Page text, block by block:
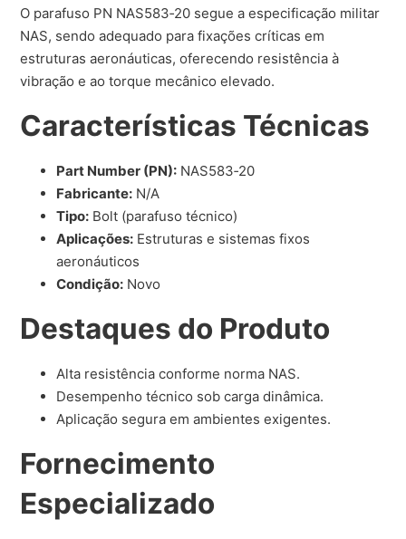
O parafuso PN NAS583‑20 segue a especificação militar
NAS, sendo adequado para fixações críticas em
estruturas aeronáuticas, oferecendo resistência à
vibração e ao torque mecânico elevado.
Características Técnicas
Part Number (PN): NAS583‑20
Fabricante: N/A
Tipo: Bolt (parafuso técnico)
Aplicações: Estruturas e sistemas fixos
aeronáuticos
Condição: Novo
Destaques do Produto
Alta resistência conforme norma NAS.
Desempenho técnico sob carga dinâmica.
Aplicação segura em ambientes exigentes.
Fornecimento
Especializado